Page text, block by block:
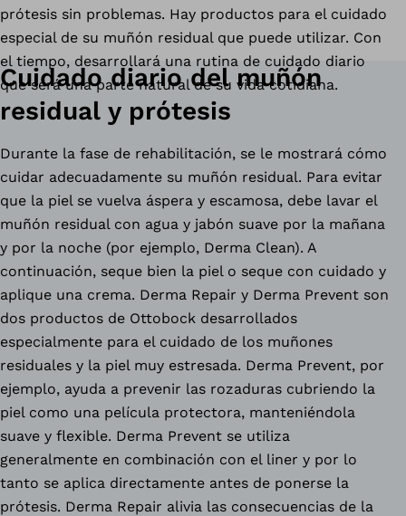
prótesis sin problemas. Hay productos para el cuidado
especial de su muñón residual que puede utilizar. Con
el tiempo, desarrollará una rutina de cuidado diario
que será una parte natural de su vida cotidiana.
Cuidado diario del muñón
residual y prótesis
Durante la fase de rehabilitación, se le mostrará cómo
cuidar adecuadamente su muñón residual. Para evitar
que la piel se vuelva áspera y escamosa, debe lavar el
muñón residual con agua y jabón suave por la mañana
y por la noche (por ejemplo, Derma Clean). A
continuación, seque bien la piel o seque con cuidado y
aplique una crema. Derma Repair y Derma Prevent son
dos productos de Ottobock desarrollados
especialmente para el cuidado de los muñones
residuales y la piel muy estresada. Derma Prevent, por
ejemplo, ayuda a prevenir las rozaduras cubriendo la
piel como una película protectora, manteniéndola
suave y flexible. Derma Prevent se utiliza
generalmente en combinación con el liner y por lo
tanto se aplica directamente antes de ponerse la
prótesis. Derma Repair alivia las consecuencias de la